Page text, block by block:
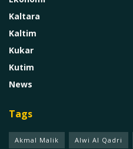
Kaltara
Kaltim
Kukar
Kutim
News
Tags
Akmal Malik Alwi Al Qadri